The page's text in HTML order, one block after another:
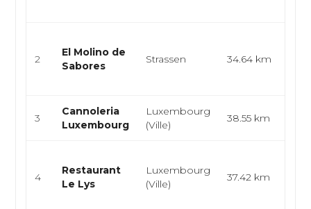
2
El Molino de
Sabores
Strassen 34.64 km
3
Cannoleria
Luxembourg
Luxembourg
(Ville)
38.55 km
4
Restaurant
Le Lys
Luxembourg
(Ville)
37.42 km